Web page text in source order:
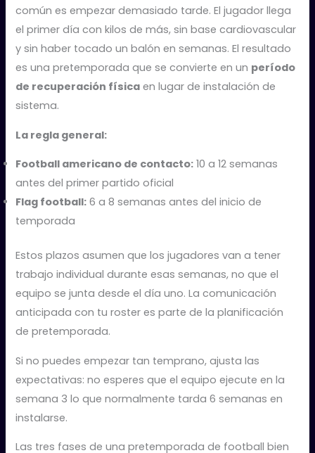
común es empezar demasiado tarde. El jugador llega
el primer día con kilos de más, sin base cardiovascular
y sin haber tocado un balón en semanas. El resultado
es una pretemporada que se convierte en un período
de recuperación física en lugar de instalación de
sistema.
La regla general:
Football americano de contacto: 10 a 12 semanas
antes del primer partido oficial
Flag football: 6 a 8 semanas antes del inicio de
temporada
Estos plazos asumen que los jugadores van a tener
trabajo individual durante esas semanas, no que el
equipo se junta desde el día uno. La comunicación
anticipada con tu roster es parte de la planificación
de pretemporada.
Si no puedes empezar tan temprano, ajusta las
expectativas: no esperes que el equipo ejecute en la
semana 3 lo que normalmente tarda 6 semanas en
instalarse.
Las tres fases de una pretemporada de football bien